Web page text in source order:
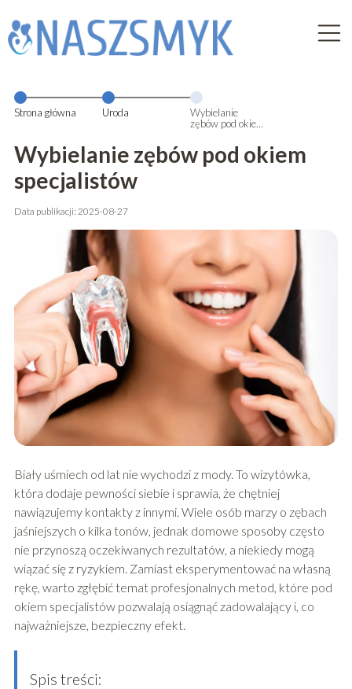
Strona główna Uroda
Wybielanie
zębów pod okiem
Wybielanie zębów pod okiem
specjalistów
Data publikacji: 2025-08-27
Biały uśmiech od lat nie wychodzi z mody. To wizytówka,
która dodaje pewności siebie i sprawia, że chętniej
nawiązujemy kontakty z innymi. Wiele osób marzy o zębach
jaśniejszych o kilka tonów, jednak domowe sposoby często
nie przynoszą oczekiwanych rezultatów, a niekiedy mogą
wiązać się z ryzykiem. Zamiast eksperymentować na własną
rękę, warto zgłębić temat profesjonalnych metod, które pod
okiem specjalistów pozwalają osiągnąć zadowalający i, co
najważniejsze, bezpieczny efekt.
Spis treści: